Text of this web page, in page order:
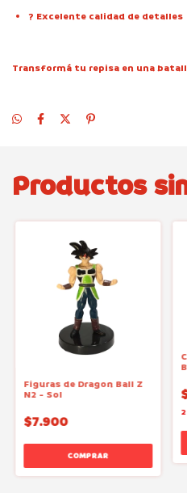
? Excelente calidad de detalles
Transformá tu repisa en una
Productos
Figuras de Dragon Ball Z
N2 - Sol
$7.900
2